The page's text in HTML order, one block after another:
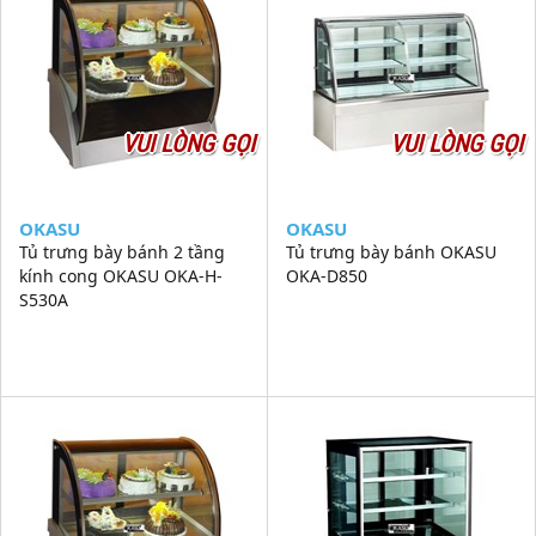
VUI LÒNG GỌI
OKASU
Tủ trưng bày bánh 2 tầng
kính cong OKASU OKA-H-
S530A
VUI LÒNG GỌI
OKASU
Tủ trưng bày bánh OKASU
OKA-D850